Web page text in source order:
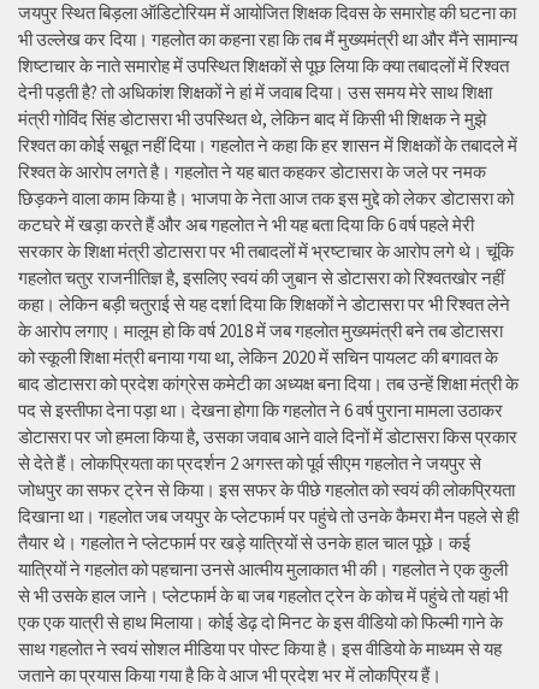
जयपुर स्थित बिड़ला ऑडिटोरियम में आयोजित शिक्षक दिवस के समारोह की घटना का
भी उल्लेख कर दिया। गहलोत का कहना रहा कि तब मैं मुख्यमंत्री था और मैंने सामान्य
शिष्टाचार के नाते समारोह में उपस्थित शिक्षकों से पूछ लिया कि क्या तबादलों में रिश्वत
देनी पड़ती है? तो अधिकांश शिक्षकों ने हां में जवाब दिया। उस समय मेरे साथ शिक्षा
मंत्री गोविंद सिंह डोटासरा भी उपस्थित थे, लेकिन बाद में किसी भी शिक्षक ने मुझे
रिश्वत का कोई सबूत नहीं दिया। गहलोत ने कहा कि हर शासन में शिक्षकों के तबादले में
रिश्वत के आरोप लगते है। गहलोत ने यह बात कहकर डोटासरा के जले पर नमक
छिड़कने वाला काम किया है। भाजपा के नेता आज तक इस मुद्दे को लेकर डोटासरा को
कटघरे में खड़ा करते हैं और अब गहलोत ने भी यह बता दिया कि 6 वर्ष पहले मेरी
सरकार के शिक्षा मंत्री डोटासरा पर भी तबादलों में भ्रष्टाचार के आरोप लगे थे। चूंकि
गहलोत चतुर राजनीतिज्ञ है, इसलिए स्वयं की जुबान से डोटासरा को रिश्वतखोर नहीं
कहा। लेकिन बड़ी चतुराई से यह दर्शा दिया कि शिक्षकों ने डोटासरा पर भी रिश्वत लेने
के आरोप लगाए। मालूम हो कि वर्ष 2018 में जब गहलोत मुख्यमंत्री बने तब डोटासरा
को स्कूली शिक्षा मंत्री बनाया गया था, लेकिन 2020 में सचिन पायलट की बगावत के
बाद डोटासरा को प्रदेश कांग्रेस कमेटी का अध्यक्ष बना दिया। तब उन्हें शिक्षा मंत्री के
पद से इस्तीफा देना पड़ा था। देखना होगा कि गहलोत ने 6 वर्ष पुराना मामला उठाकर
डोटासरा पर जो हमला किया है, उसका जवाब आने वाले दिनों में डोटासरा किस प्रकार
से देते हैं। लोकप्रियता का प्रदर्शन 2 अगस्त को पूर्व सीएम गहलोत ने जयपुर से
जोधपुर का सफर ट्रेन से किया। इस सफर के पीछे गहलोत को स्वयं की लोकप्रियता
दिखाना था। गहलोत जब जयपुर के प्लेटफार्म पर पहुंचे तो उनके कैमरा मैन पहले से ही
तैयार थे। गहलोत ने प्लेटफार्म पर खड़े यात्रियों से उनके हाल चाल पूछे। कई
यात्रियों ने गहलोत को पहचाना उनसे आत्मीय मुलाकात भी की। गहलोत ने एक कुली
से भी उसके हाल जाने। प्लेटफार्म के बा जब गहलोत ट्रेन के कोच में पहुंचे तो यहां भी
एक एक यात्री से हाथ मिलाया। कोई डेढ़ दो मिनट के इस वीडियो को फिल्मी गाने के
साथ गहलोत ने स्वयं सोशल मीडिया पर पोस्ट किया है। इस वीडियो के माध्यम से यह
जताने का प्रयास किया गया है कि वे आज भी प्रदेश भर में लोकप्रिय हैं।